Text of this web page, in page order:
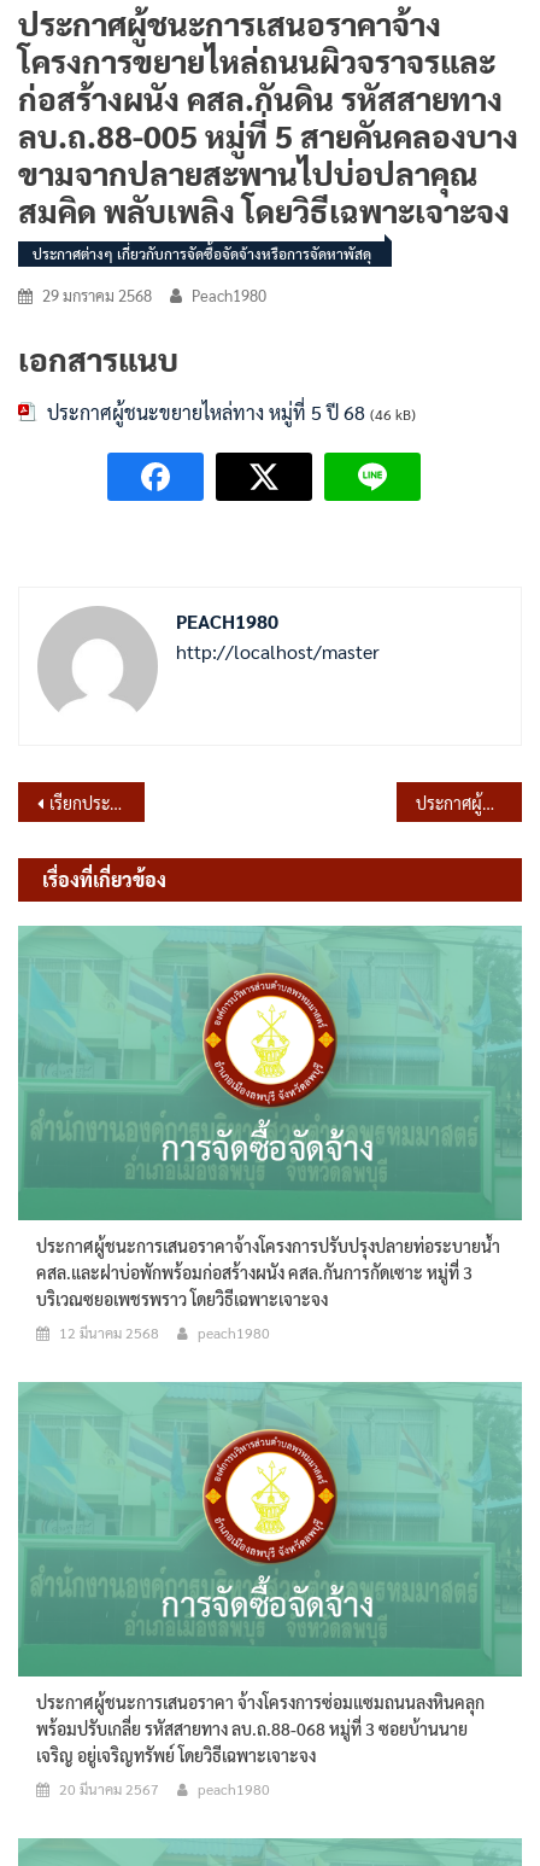
ประกาศผู้ชนะการเสนอราคาจ้าง
โครงการขยายไหล่ถนนผิวจราจรและ
ก่อสร้างผนัง คสล.กันดิน รหัสสายทาง
ลบ.ถ.88-005 หมู่ที่ 5 สายคันคลองบาง
ขามจากปลายสะพานไปบ่อปลาคุณ
สมคิด พลับเพลิง โดยวิธีเฉพาะเจาะจง
ประกาศต่างๆ เกี่ยวกับการจัดซื้อจัดจ้างหรือการจัดหาพัสดุ
29 มกราคม 2568 Peach1980
เอกสารแนบ
ประกาศผู้ชนะขยายไหล่ทาง หมู่ที่ 5 ปี 68 (46 kB)
PEACH1980
http://localhost/master
แนะแนว
เรื่อง
เรียกประชุมสภา สมัยสามัญ สมัยที่ 1 ครั้งที่ 1/2568 ประกาศผู้ชนะการเสนอราคา จ้างโครงการปรับปรุงท่อระบายน้ำ คสล.พร้อมผนัง คสล.ป้องกันการกัดเซาะ หมู่ที่ 1 บริเวณบ้านนางฉลอง นิลนวล (ลงแม่น้ำลพบุรี) โดยวิธีเฉพาะเจาะจง
เรื่องที่เกี่ยวข้อง
ประกาศผู้ชนะการเสนอราคาจ้างโครงการปรับปรุงปลายท่อระบายน้ำ
คสล.และฝาบ่อพักพร้อมก่อสร้างผนัง คสล.กันการกัดเซาะ หมู่ที่ 3
บริเวณซยอเพชรพราว โดยวิธีเฉพาะเจาะจง
12 มีนาคม 2568 peach1980
ประกาศผู้ชนะการเสนอราคา จ้างโครงการซ่อมแซมถนนลงหินคลุก
พร้อมปรับเกลี่ย รหัสสายทาง ลบ.ถ.88-068 หมู่ที่ 3 ซอยบ้านนาย
เจริญ อยู่เจริญทรัพย์ โดยวิธีเฉพาะเจาะจง
20 มีนาคม 2567 peach1980